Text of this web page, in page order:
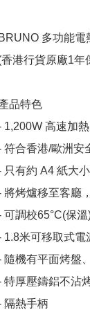
BRUNO 多功能電
香港行貨原廠1年
品特色
1,200W 高速加熱
符合香港/歐洲安
只有約 A4 紙大
將烤爐移至客廳
可調校65°C(保
1.8米可移取式電
隨機有平面烤盤
特厚壓鑄鋁不沾
隔熱手柄